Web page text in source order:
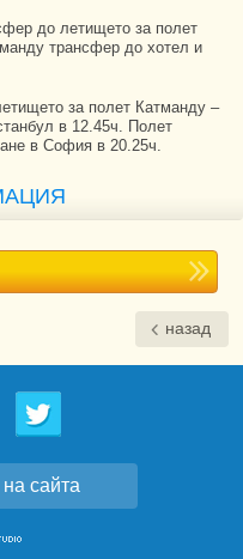
до летището за полет
трансфер до хотел и
за полет Катманду –
в 12.45ч. Полет
в София в 20.25ч.
назад
сайта